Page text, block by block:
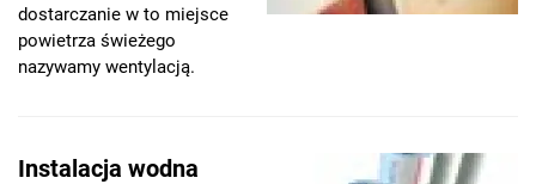
dostarczanie w to miejsce
powietrza świeżego
nazywamy wentylacją.
Instalacja wodna